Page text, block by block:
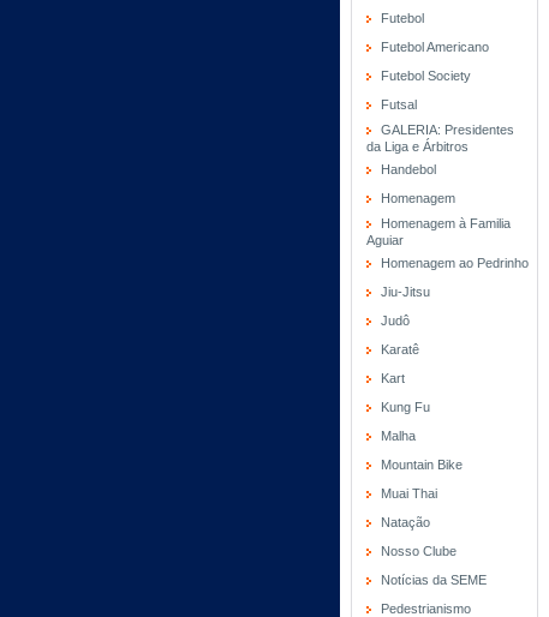
Futebol
Futebol Americano
Futebol Society
Futsal
GALERIA: Presidentes
da Liga e Árbitros
Handebol
Homenagem
Homenagem à Familia
Aguiar
Homenagem ao Pedrinho
Jiu-Jitsu
Judô
Karatê
Kart
Kung Fu
Malha
Mountain Bike
Muai Thai
Natação
Nosso Clube
Notícias da SEME
Pedestrianismo